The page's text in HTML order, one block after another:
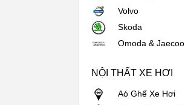
Volvo
Skoda
Omoda & Jaecoo
NỘI THẤT XE HƠI
Aó Ghế Xe Hơi